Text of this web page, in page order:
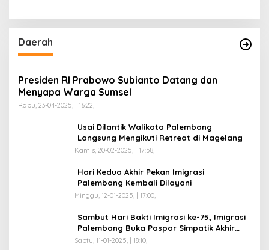
Daerah
Presiden RI Prabowo Subianto Datang dan
Menyapa Warga Sumsel
Rabu, 23-04-2025, | 16:22,
Usai Dilantik Walikota Palembang
Langsung Mengikuti Retreat di Magelang
Kamis, 20-02-2025, | 17:58,
Hari Kedua Akhir Pekan Imigrasi
Palembang Kembali Dilayani
Minggu, 12-01-2025, | 17:00,
Sambut Hari Bakti Imigrasi ke-75, Imigrasi
Palembang Buka Paspor Simpatik Akhir
Pekan
Sabtu, 11-01-2025, | 18:10,